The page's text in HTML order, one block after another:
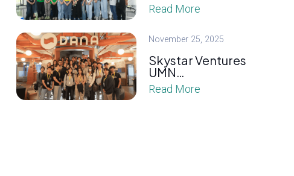
Read More
November 25, 2025
Skystar Ventures
UMN…
Read More